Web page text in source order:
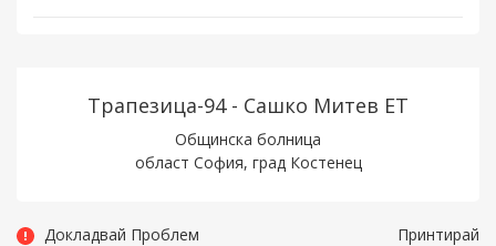
Трапезица-94 - Сашко Митев ЕТ
Общинска болница
област София, град Костенец
Докладвай Проблем Принтирай